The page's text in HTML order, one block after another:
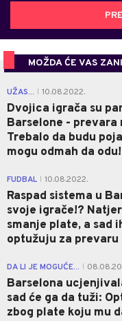
MOŽDA ĆE VAS
UŽAS... 10.08.2022.
Dvojica igrača su
Barselone - prevara
Trebalo da budu
mogu odmah da odu!
FUDBAL 10.08.2022.
Raspad sistema u
svoje igrače!?
smanje plate, a sad
optužuju za prevaru
DA LI JE MOGUĆE...
Barselona
sad će ga da tuži:
zbog plate koju mu